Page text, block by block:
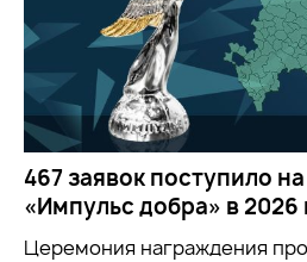
467 заявок поступило
«Импульс добра» в 2026
Церемония награждения